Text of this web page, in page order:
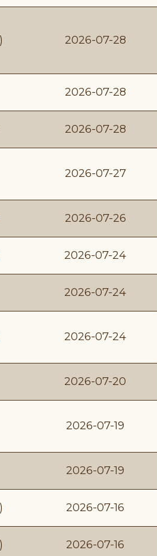
2026-07-28
2026-07-28
2026-07-28
2026-07-27
2026-07-26
2026-07-24
2026-07-24
2026-07-24
2026-07-20
2026-07-19
2026-07-19
2026-07-16
2026-07-16